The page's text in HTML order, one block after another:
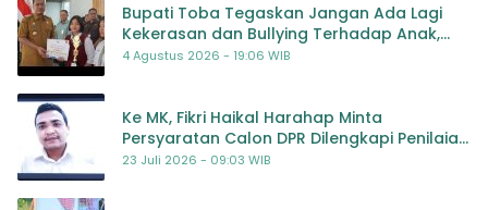
Bupati Toba Tegaskan Jangan Ada Lagi
Kekerasan dan Bullying Terhadap Anak,
Dorong Kolaborasi Seluruh Pihak
4 Agustus 2026 - 19:06 WIB
Ke MK, Fikri Haikal Harahap Minta
Persyaratan Calon DPR Dilengkapi Penilaian
Kompetensi
23 Juli 2026 - 09:03 WIB